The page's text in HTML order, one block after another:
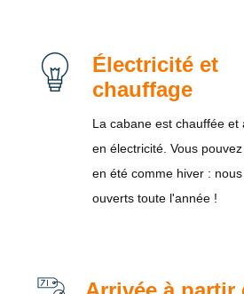
Électricité et
chauffage
La cabane est chauffée et
en électricité. Vous
en été comme hiver :
ouverts toute l'année !